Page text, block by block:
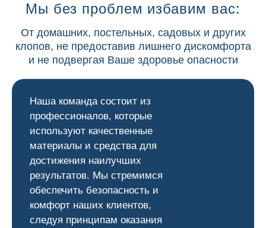
Мы без проблем избавим вас:
От домашних, постельных, садовых и других
клопов, не предоставив лишнего дискомфорта
и не подвергая Ваше здоровье опасности
Наша команда состоит из
профессионалов, которые
используют качественные
материалы и средства для
достижения наилучших
результатов. Мы стремимся
обеспечить безопасность и
комфорт наших клиентов,
следуя принципам оказания